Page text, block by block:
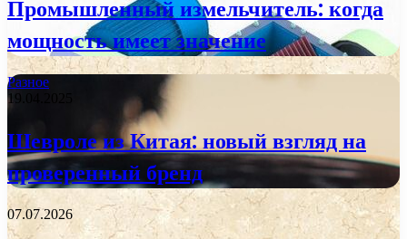
Промышленный измельчитель: когда
мощность имеет значение
Разное
19.04.2025
Шевроле из Китая: новый взгляд на
проверенный бренд
07.07.2026